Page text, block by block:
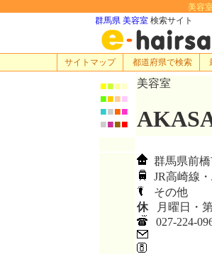
美容
群馬県 美容室 検索サイト
サイトマップ 都道府県で検索
■■■■
■■■■
■■■■
■■■■
美容室
群馬県前
JR高崎線
その他
休月曜日・第
027-224-